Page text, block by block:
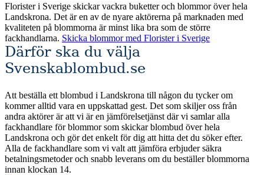
Florister i Sverige skickar vackra buketter och blommor över hela
Landskrona. Det är en av de nyare aktörerna på marknaden med
kvaliteten på blommorna är minst lika bra som de större
fackhandlarna. Skicka blommor med Florister i Sverige
Därför ska du välja
Svenskablombud.se
Att beställa ett blombud i Landskrona till någon du tycker om
kommer alltid vara en uppskattad gest. Det som skiljer oss från
andra aktörer är att vi är en jämförelsetjänst där vi samlar alla
fackhandlare för blommor som skickar blombud över hela
Landskrona och gör det enkelt för dig att hitta det du söker efter.
Alla de fackhandlare som vi valt att jämföra erbjuder säkra
betalningsmetoder och snabb leverans om du beställer blommorna
innan klockan 14.